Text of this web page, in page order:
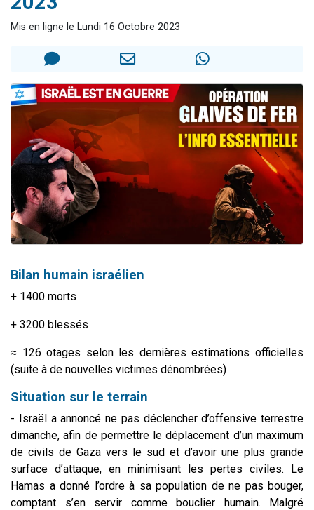
30 personnes viennent de faire un don pour Sauvez la jambe de Yohan
Il reste 49 places pour étudier en groupe sur Zoom
Mis en ligne le Lundi 16 Octobre 2023
Bilan humain israélien
+ 1400 morts
+ 3200 blessés
≈ 126 otages selon les dernières estimations officielles
(suite à de nouvelles victimes dénombrées)
Situation sur le terrain
- Israël a annoncé ne pas déclencher d’offensive terrestre
dimanche, afin de permettre le déplacement d’un maximum
de civils de Gaza vers le sud et d’avoir une plus grande
surface d’attaque, en minimisant les pertes civiles. Le
Hamas a donné l’ordre à sa population de ne pas bouger,
comptant s’en servir comme bouclier humain. Malgré